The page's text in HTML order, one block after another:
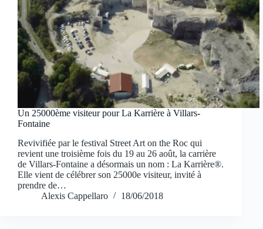
Un 25000ème visiteur pour La Karrière à Villars-
Fontaine
Revivifiée par le festival Street Art on the Roc qui
revient une troisième fois du 19 au 26 août, la carrière
de Villars-Fontaine a désormais un nom : La Karrière®.
Elle vient de célébrer son 25000e visiteur, invité à
prendre de…
Alexis Cappellaro
18/06/2018